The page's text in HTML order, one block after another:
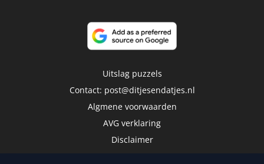
Uitslag puzzels
Contact: post@ditjesendatjes.nl
Algmene voorwaarden
AVG verklaring
Disclaimer